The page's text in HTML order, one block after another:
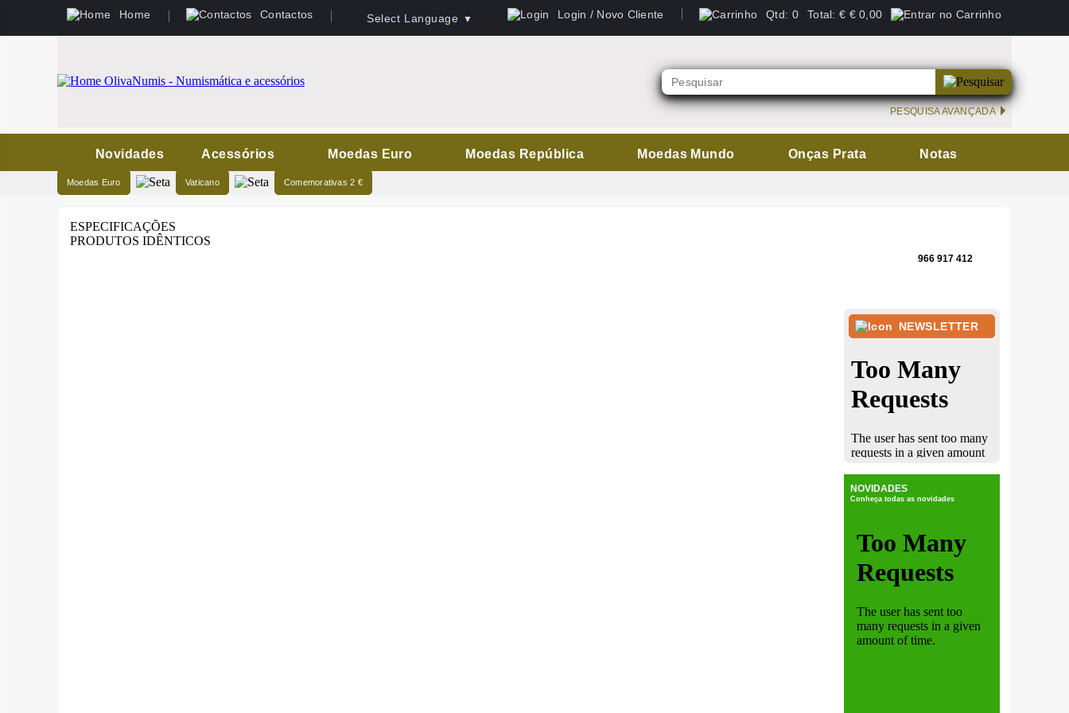
Home Contactos Select Language ▼ Login / Novo Cliente Qtd: 0 Total: € € 0,00
PESQUISA AVANÇADA
Novidades Acessórios Moedas Euro Moedas República Moedas Mundo Onças Prata Notas
Moedas Euro Vaticano Comemorativas 2 €
ESPECIFICAÇÕES
PRODUTOS IDÊNTICOS
966 917 412
NEWSLETTER
NOVIDADES
Conheça todas as novidades